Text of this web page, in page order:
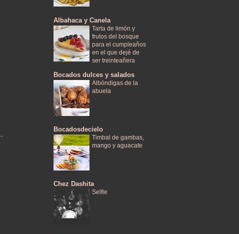
Albahaca y Canela
Tarta de limón y
frutos del bosque
para el cumpleaños
en el que dejé de
ser treinteañera
Bocados dulces y salados
Albóndigas de la
abuela
Bocadosdecielo
Timbal de gambas,
mango y aguacate
Chez Dashita
Selfie